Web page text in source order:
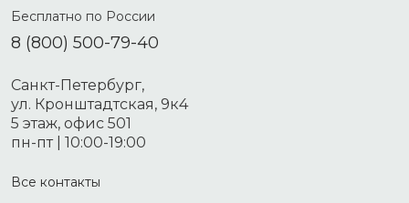
Бесплатно по России
8 (800) 500-79-40
Санкт-Петербург,
ул. Кронштадтская, 9к4
5 этаж, офис 501
пн-пт | 10:00-19:00
Все контакты